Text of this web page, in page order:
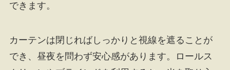
できます。
カーテンは閉じればしっかりと視線を遮ることが
でき、昼夜を問わず安心感があります。ロールス